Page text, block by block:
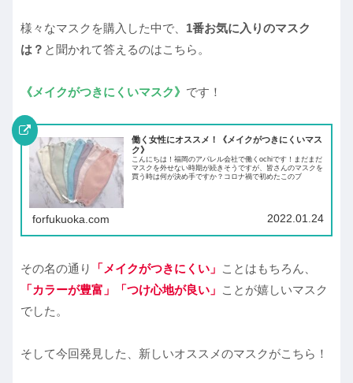
様々なマスクを購入した中で、 1番お気に入りのマスク
は？ と聞かれて答えるのはこちら。
《メイクがつきにくいマスク》 です！
働く女性にオススメ！《メイクがつきにくいマス
ク》
こんにちは！福岡のアパレル会社で働くochiです！まだまだ
マスクを外せない時期が続きそうですが、皆さんのマスクを
買う時は何が決め手ですか？コロナ禍で初めたこのブ
forfukuoka.com 2022.01.24
その名の通り 「メイクがつきにくい」 ことはもちろん、
「カラーが豊富」「つけ心地が良い」 ことが嬉しいマスク
でした。
そして今回発見した、新しいオススメのマスクがこちら！